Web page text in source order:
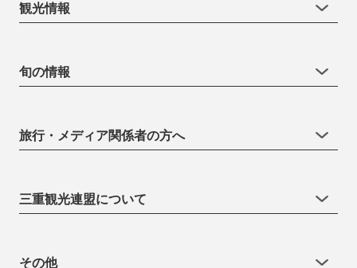
観光情報
旬の情報
旅行・メディア関係者の方へ
三重観光連盟について
その他